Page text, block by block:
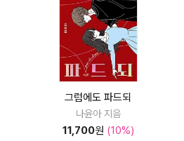
그럼에도 파드되
나윤아 지음
11,700원 (10%)